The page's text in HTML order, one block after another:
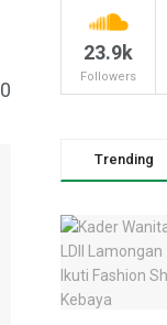
0
23.9k
Followers
Trending